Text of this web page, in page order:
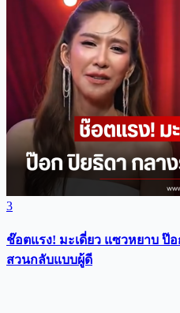
3
ช๊อตแรง! มะเดี่ยว แซวหยาบ ป๊
สวนกลับแบบผู้ดี